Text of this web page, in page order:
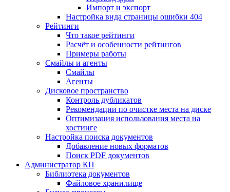
Импорт и экспорт
Настройка вида страницы ошибки 404
Рейтинги
Что такое рейтинги
Расчёт и особенности рейтингов
Примеры работы
Смайлы и агенты
Смайлы
Агенты
Дисковое пространство
Контроль дубликатов
Рекомендации по очистке места на диске
Оптимизация использования места на
хостинге
Настройка поиска документов
Добавление новых форматов
Поиск PDF документов
Администратор КП
Библиотека документов
Файловое хранилище